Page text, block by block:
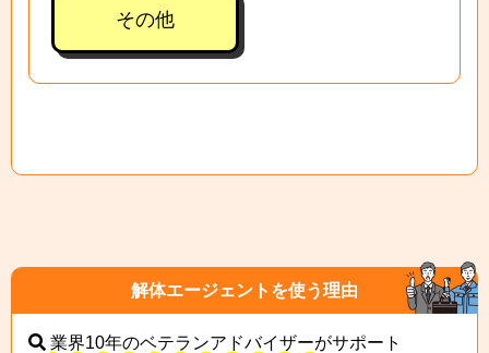
その他
解体エージェントを使う理由
業界10年のベテランアドバイザーがサポート